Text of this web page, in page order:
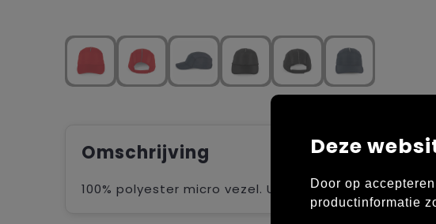
Omschrijving
100% polyester micro vezel. Uitsnijdingen in mesh.
Deze
Door op
productinformatie